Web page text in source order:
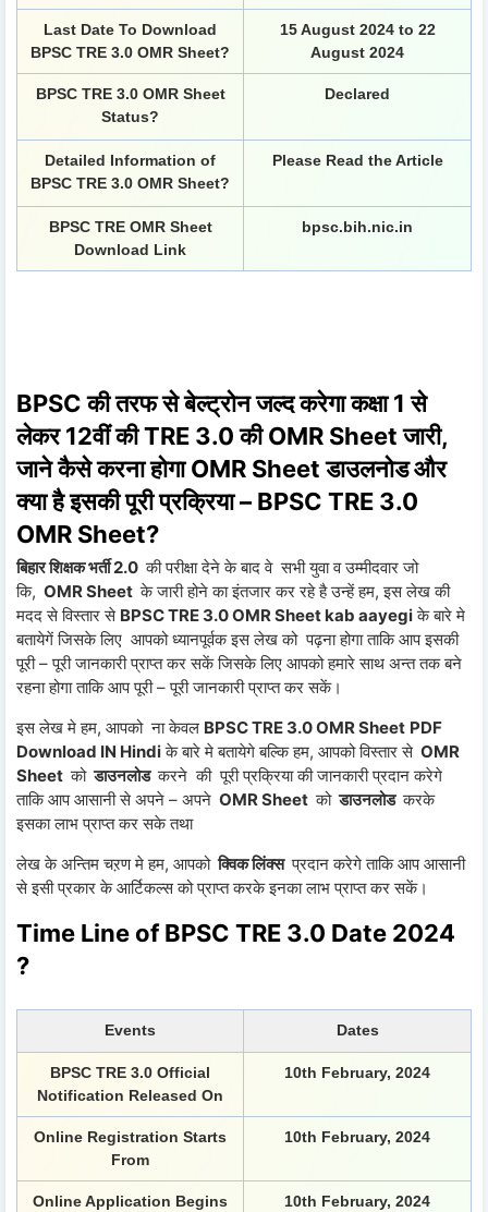
Last Date To Download
BPSC TRE 3.0 OMR Sheet?
15 August 2024 to 22
August 2024
BPSC TRE 3.0 OMR Sheet
Status?
Declared
Detailed Information of
BPSC TRE 3.0 OMR Sheet?
Please Read the Article
BPSC TRE OMR Sheet
Download Link
bpsc.bih.nic.in
BPSC की तरफ से बेल्ट्रोन जल्द करेगा कक्षा 1 से
लेकर 12वीं की TRE 3.0 की OMR Sheet जारी,
जाने कैसे करना होगा OMR Sheet डाउलनोड और
क्या है इसकी पूरी प्रक्रिया – BPSC TRE 3.0
OMR Sheet?
बिहार शिक्षक भर्ती 2.0 की परीक्षा देने के बाद वे सभी युवा व उम्मीदवार जो
कि, OMR Sheet के जारी होने का इंतजार कर रहे है उन्हें हम, इस लेख की
मदद से विस्तार से BPSC TRE 3.0 OMR Sheet kab aayegiके बारे मे
बतायेगें जिसके लिए आपको ध्यानपूर्वक इस लेख को पढ़ना होगा ताकि आप इसकी
पूरी – पूरी जानकारी प्राप्त कर सकें जिसके लिए आपको हमारे साथ अन्त तक बने
रहना होगा ताकि आप पूरी – पूरी जानकारी प्राप्त कर सकें।
इस लेख मे हम, आपको ना केवल BPSC TRE 3.0 OMR Sheet PDF
Download IN Hindiके बारे मे बतायेगे बल्कि हम, आपको विस्तार से OMR
Sheet को डाउनलोड करने की पूरी प्रक्रिया की जानकारी प्रदान करेगे
ताकि आप आसानी से अपने – अपने OMR Sheet को डाउनलोड करके
इसका लाभ प्राप्त कर सके तथा
लेख के अन्तिम चऱण मे हम, आपको क्विक लिंक्स प्रदान करेगे ताकि आप आसानी
से इसी प्रकार के आर्टिकल्स को प्राप्त करके इनका लाभ प्राप्त कर सकें।
Time Line of BPSC TRE 3.0 Date 2024
?
Events Dates
BPSC TRE 3.0 Official
Notification Released On
10th February, 2024
Online Registration Starts
From
10th February, 2024
Online Application Begins
10th February, 2024